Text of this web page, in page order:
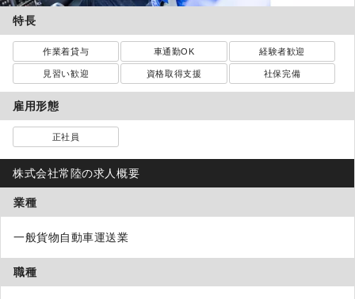
特長
作業着貸与 車通勤OK 経験者歓迎
見習い歓迎 資格取得支援 社保完備
雇用形態
正社員
株式会社常陸の求人概要
業種
一般貨物自動車運送業
職種